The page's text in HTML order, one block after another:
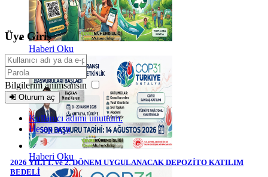
Haberi Oku
Haberi Oku
Üye Giriş
Bilgilerim anımsansın
Oturum aç
Kullanıcı adımı unuttum.
Hesap açın
2026 YILI 1. ve 2. DÖNEM UYGULANACAK DEPOZİTO KATILIM
BEDELİ